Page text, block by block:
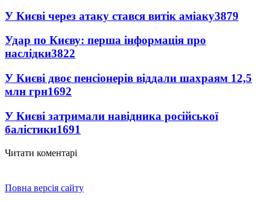
У Києві через атаку стався витік аміаку3879
Удар по Києву: перша інформація про
наслідки3822
У Києві двоє пенсіонерів віддали шахраям 12,5
млн грн1692
У Києві затримали навідника російської
балістики1691
Читати коментарі
Повна версія сайту